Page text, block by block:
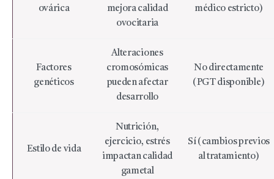
ovárica
mejora calidad
ovocitaria
médico estricto)
Factores
genéticos
Alteraciones
cromosómicas
pueden afectar
desarrollo
No directamente
(PGT disponible)
Estilo de vida
Nutrición,
ejercicio, estrés
impactan calidad
gametal
Sí (cambios previos
al tratamiento)